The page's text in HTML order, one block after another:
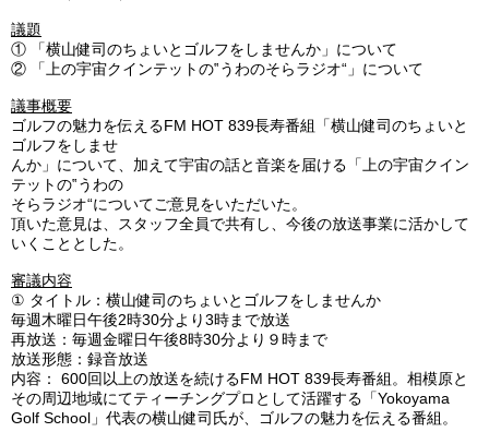
議題
①
「横山健司のちょいとゴルフをしませんか」について
②
「上の宇宙クインテットの‟うわのそらラジオ“」について
議事概要
ゴルフの魅力を伝えるFM HOT 839長寿番組「横山健司のちょいと
ゴルフをしませ
んか」について、加えて宇宙の話と音楽を届ける「上の宇宙クイン
テットの‟うわの
そらラジオ“についてご意見をいただいた。
頂いた意見は、スタッフ全員で共有し、今後の放送事業に活かして
いくこととした。
審議内容
① タイトル：横山健司のちょいとゴルフをしませんか
毎週木曜日午後2時30分より3時まで放送
再放送：毎週金曜日午後8時30分より９時まで
放送形態：録音放送
内容： 600回以上の放送を続けるFM HOT 839長寿番組。相模原と
その周辺地域にてティーチングプロとして活躍する「Yokoyama
Golf School」代表の横山健司氏が、ゴルフの魅力を伝える番組。